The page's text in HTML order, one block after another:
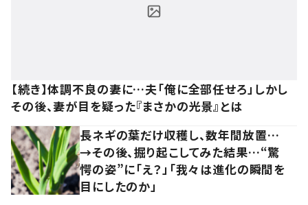
【続き】体調不良の妻に…夫「俺に全部任せろ」しかし
その後、妻が目を疑った『まさかの光景』とは
長ネギの葉だけ収穫し、数年間放置…
→その後、掘り起こしてみた結果…“驚
愕の姿”に「え？」「我々は進化の瞬間を
目にしたのか」